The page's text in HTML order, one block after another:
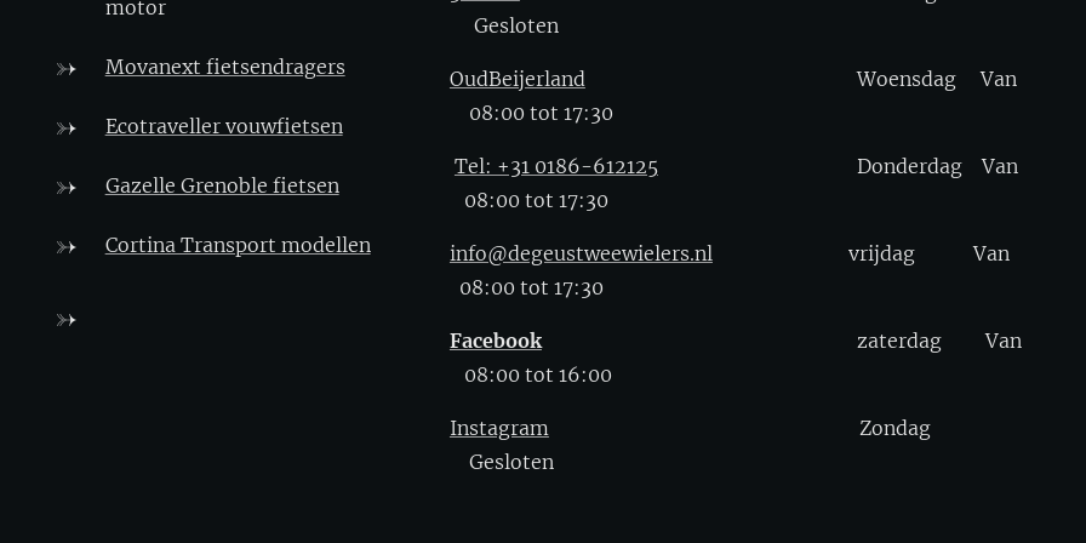
motor
Movanext fietsendragers
Ecotraveller vouwfietsen
Gazelle Grenoble fietsen
Cortina Transport modellen
Gesloten
OudBeijerlandWoensdag Van
08:00 tot 17:30
Tel: +31 0186-612125Donderdag Van
08:00 tot 17:30
info@degeustweewielers.nlvrijdag Van
08:00 tot 17:30
Facebookzaterdag Van
08:00 tot 16:00
InstagramZondag
Gesloten